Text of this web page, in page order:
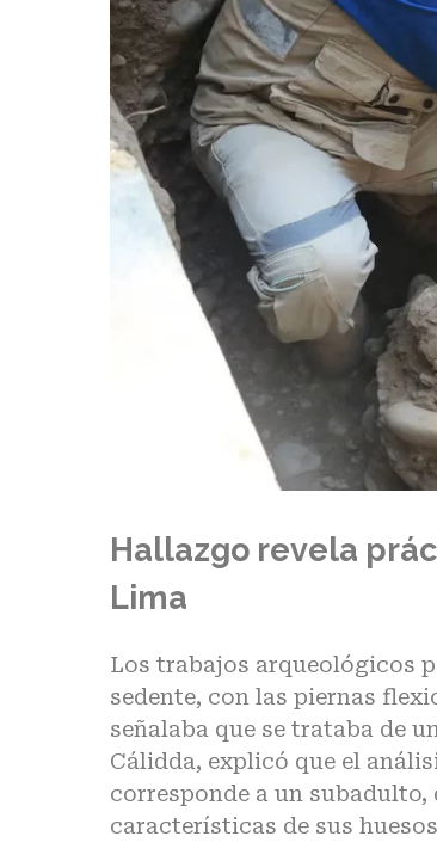
Hallazgo revela
Lima
Los trabajos arqueológicos
sedente, con las piernas
señalaba que se trataba de
Cálidda, explicó que el
corresponde a un subadulto,
características de sus